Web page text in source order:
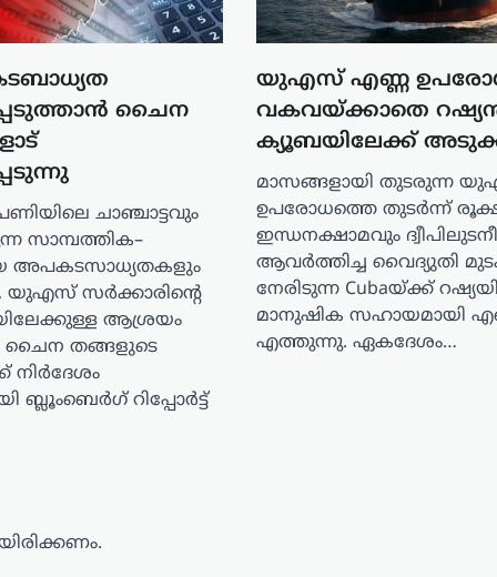
ചൈന
ചാഞ്ചാട്ടവും
സാമ്പത്തിക–
അപകടസാധ്യതകളും
യുഎസ് സർക്കാരിന്റെ
ആശ്രയം
ചൈന തങ്ങളുടെ
ബ്ലൂംബെർഗ് റിപ്പോർട്ട്
യുഎസ് എണ്ണ
വകവയ്ക്കാതെ റഷ്യൻ
ക്യൂബയിലേക്ക്
മാസങ്ങളായി തുടരുന്ന
ഉപരോധത്തെ തുടർന്ന്
ഇന്ധനക്ഷാമവും
ആവർത്തിച്ച വൈദ്യുതി
നേരിടുന്ന Cubaയ്ക്ക്
മാനുഷിക സഹായമായി
എത്തുന്നു. ഏകദേശം…